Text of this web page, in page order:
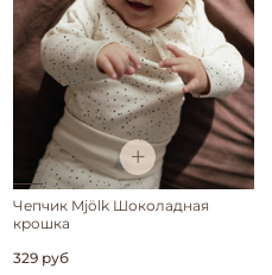
Чепчик Mjölk Шоколадная
крошка
329 руб